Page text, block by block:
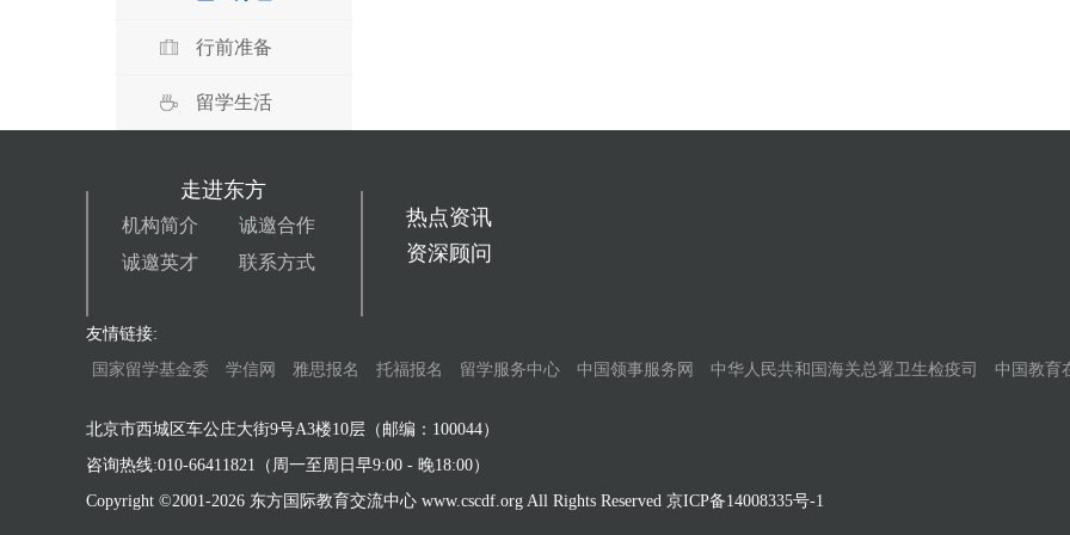
行前准备
留学生活
走进东方
机构简介
诚邀合作
诚邀英才
联系方式
热点资讯
资深顾问
友情链接:
国家留学基金委
学信网 雅思报名 托福报名 留学服务中心 中国领事服务网 中华人民共和国海关总署卫生检疫司 中国教育
北京市西城区车公庄大街9号A3楼10层（邮编：100044）
咨询热线:010-66411821（周一至周日早9:00 - 晚18:00）
Copyright ©2001-2026 东方国际教育交流中心 www.cscdf.org All Rights Reserved 京ICP备14008335号-1